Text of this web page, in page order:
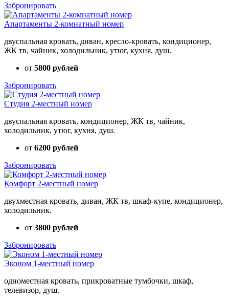
Забронировать
Апартаменты 2-комнатный номер
двуспальная кровать, диван, кресло-кровать, кондиционер,
ЖК тв, чайник, холодильник, утюг, кухня, душ.
от 5800 рублей
Забронировать
Студия 2-местный номер
двуспальная кровать, кондиционер, ЖК тв, чайник,
холодильник, утюг, кухня, душ.
от 6200 рублей
Забронировать
Комфорт 2-местный номер
двухместная кровать, диван, ЖК тв, шкаф-купе, кондиционер,
холодильник.
от 3800 рублей
Забронировать
Эконом 1-местный номер
одноместная кровать, прикроватные тумбочки, шкаф,
телевизор, душ.